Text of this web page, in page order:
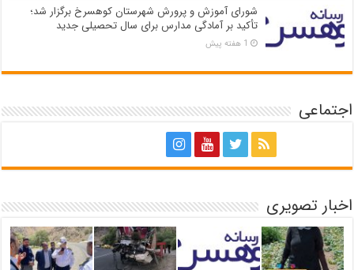
شورای آموزش و پرورش شهرستان کوهسرخ برگزار شد؛
تأکید بر آمادگی مدارس برای سال تحصیلی جدید
1 هفته پیش
اجتماعی
اخبار تصویری